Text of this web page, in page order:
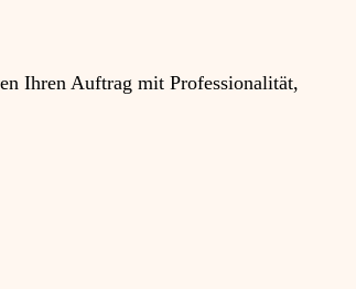
Ihren Auftrag mit Professionalität,